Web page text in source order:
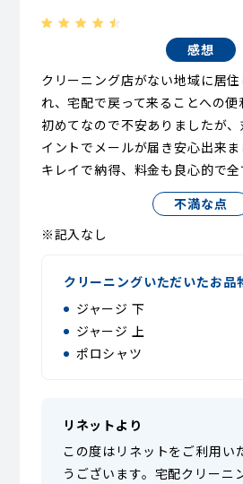
感想
クリーニング店がない地域に居
れ、宅配で戻って来ることへの便
初めてなので不安ありましたが
イントでメールが届き安心出来
キレイで納得、料金も良心的で全
不満な点
※記入なし
クリーニングいただいたお品
ジャージ 下
ジャージ 上
ポロシャツ
リネットより
この度はリネットをご利用い
うございます。宅配クリーニ